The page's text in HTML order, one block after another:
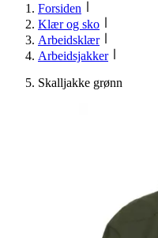
Forsiden
Klær og sko
Arbeidsklær
Arbeidsjakker
Skalljakke grønn